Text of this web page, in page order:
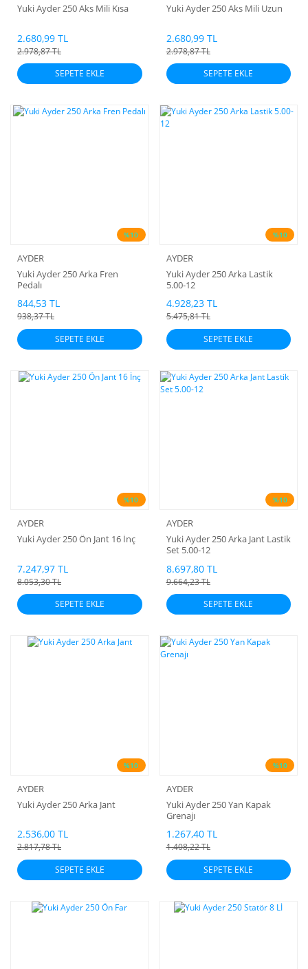
Yuki Ayder 250 Aks Mili Kısa
2.680,99 TL
2.978,87 TL
SEPETE EKLE
Yuki Ayder 250 Aks Mili Uzun
2.680,99 TL
2.978,87 TL
SEPETE EKLE
%10
AYDER
Yuki Ayder 250 Arka Fren
Pedalı
844,53 TL
938,37 TL
SEPETE EKLE
%10
AYDER
Yuki Ayder 250 Arka Lastik
5.00-12
4.928,23 TL
5.475,81 TL
SEPETE EKLE
%10
AYDER
Yuki Ayder 250 Ön Jant 16 İnç
7.247,97 TL
8.053,30 TL
SEPETE EKLE
%10
AYDER
Yuki Ayder 250 Arka Jant Lastik
Set 5.00-12
8.697,80 TL
9.664,23 TL
SEPETE EKLE
%10
AYDER
Yuki Ayder 250 Arka Jant
2.536,00 TL
2.817,78 TL
SEPETE EKLE
%10
AYDER
Yuki Ayder 250 Yan Kapak
Grenajı
1.267,40 TL
1.408,22 TL
SEPETE EKLE